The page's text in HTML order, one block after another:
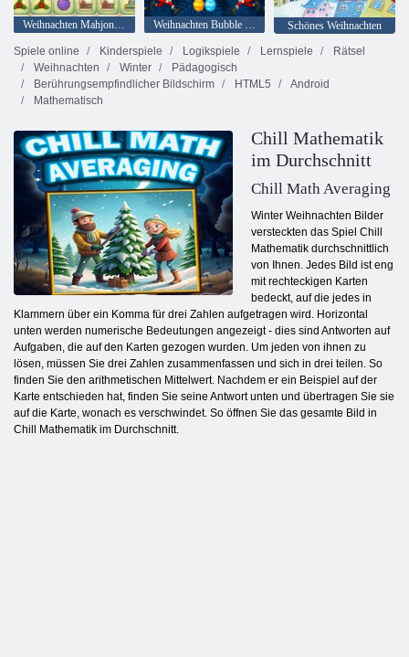
Schönes Weihnachten
Spiele online
Kinderspiele Logikspiele Lernspiele
Rätsel
Weihnachten
Winter
Pädagogisch
Berührungsempfindlicher Bildschirm
HTML5
Android
Mathematisch
Chill Mathematik
im Durchschnitt
Chill Math Averaging
Winter Weihnachten Bilder
versteckten das Spiel Chill
Mathematik durchschnittlich
von Ihnen. Jedes Bild ist eng
mit rechteckigen Karten
bedeckt, auf die jedes in
Klammern über ein Komma für drei Zahlen aufgetragen wird. Horizontal
unten werden numerische Bedeutungen angezeigt - dies sind Antworten auf
Aufgaben, die auf den Karten gezogen wurden. Um jeden von ihnen zu
lösen, müssen Sie drei Zahlen zusammenfassen und sich in drei teilen. So
finden Sie den arithmetischen Mittelwert. Nachdem er ein Beispiel auf der
Karte entschieden hat, finden Sie seine Antwort unten und übertragen Sie sie
auf die Karte, wonach es verschwindet. So öffnen Sie das gesamte Bild in
Chill Mathematik im Durchschnitt.